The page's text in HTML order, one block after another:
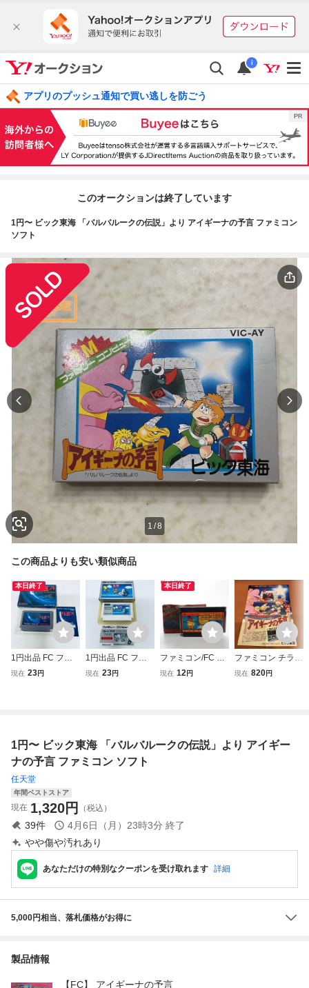
i
アプリのプッシュ通知で買い逃しを防ごう
このオークションは終了しています
1円〜 ビック東海 「バルバルークの伝説」より アイギーナの予言 ファミコン
ソフト
1 /8
この商品よりも安い類似商品
本日終了
1円出品 FC ファ
ミコン ディーヴ
現在 23円
1円出品 FC ファ
ミコン バルーンフ
現在 23円
本日終了
ファミコン/FC ソ
フト ナムコ バベ
現在 12円
ファミコン チラシ
アイギーナの予
現在 820円
1円〜 ビック東海 「バルバルークの伝説」より アイギー
ナの予言 ファミコン ソフト
任天堂
年間ベストストア
現在 1,320円 （税込）
39件 4月6日（月）23時3分 終了
やや傷や汚れあり
あなただけの特別なクーポンを受け取れます 詳細
5,000円相当、落札価格がお得に
製品情報
【FC】 アイギーナの予言